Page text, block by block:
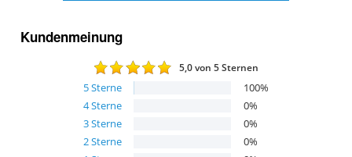
Kundenmeinung
5,0von 5 Sternen
5Sterne 100%
4Sterne 0%
3Sterne 0%
2Sterne 0%